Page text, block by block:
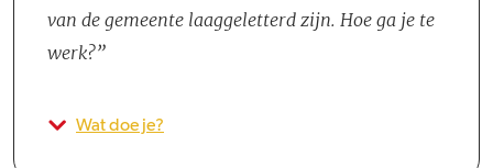
van de gemeente laaggeletterd zijn. Hoe ga je te
werk?
Wat doe je?